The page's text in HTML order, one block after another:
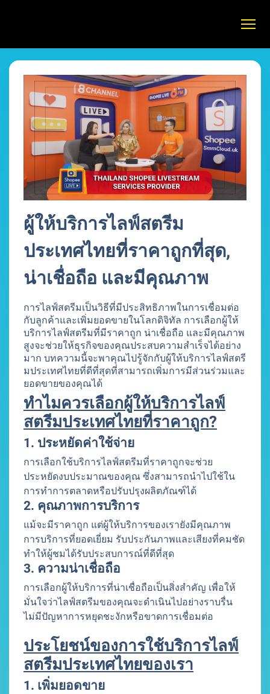
ผู้ให้บริการไลฟ์สตรีม
ประเทศไทยที่ราคาถูกที่สุด,
น่าเชื่อถือ และมีคุณภาพ
การไลฟ์สตรีมเป็นวิธีที่มีประสิทธิภาพในการเชื่อมต่อ
กับลูกค้าและเพิ่มยอดขายในโลกดิจิทัล การเลือกผู้ให้
บริการไลฟ์สตรีมที่มีราคาถูก น่าเชื่อถือ และมีคุณภาพ
สูงจะช่วยให้ธุรกิจของคุณประสบความสำเร็จได้อย่าง
มาก บทความนี้จะพาคุณไปรู้จักกับผู้ให้บริการไลฟ์สตรี
มประเทศไทยที่ดีที่สุดที่สามารถเพิ่มการมีส่วนร่วมและ
ยอดขายของคุณได้
ทำไมควรเลือกผู้ให้บริการไลฟ์
สตรีมประเทศไทยที่ราคาถูก?
1. ประหยัดค่าใช้จ่าย
การเลือกใช้บริการไลฟ์สตรีมที่ราคาถูกจะช่วย
ประหยัดงบประมาณของคุณ ซึ่งสามารถนำไปใช้ใน
การทำการตลาดหรือปรับปรุงผลิตภัณฑ์ได้
2. คุณภาพการบริการ
แม้จะมีราคาถูก แต่ผู้ให้บริการของเรายังมีคุณภาพ
การบริการที่ยอดเยี่ยม รับประกันภาพและเสียงที่คมชัด
ทำให้ผู้ชมได้รับประสบการณ์ที่ดีที่สุด
3. ความน่าเชื่อถือ
การเลือกผู้ให้บริการที่น่าเชื่อถือเป็นสิ่งสำคัญ เพื่อให้
มั่นใจว่าไลฟ์สตรีมของคุณจะดำเนินไปอย่างราบรื่น
ไม่มีปัญหาการหยุดชะงักหรือขาดการเชื่อมต่อ
ประโยชน์ของการใช้บริการไลฟ์
สตรีมประเทศไทยของเรา
1. เพิ่มยอดขาย